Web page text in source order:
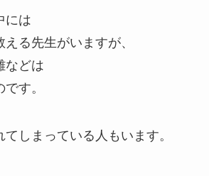
には
る先生がいますが、
などは
す。
しまっている人もいます。